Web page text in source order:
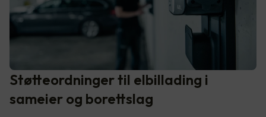
Støtteordninger til elbillading i
sameier og borettslag